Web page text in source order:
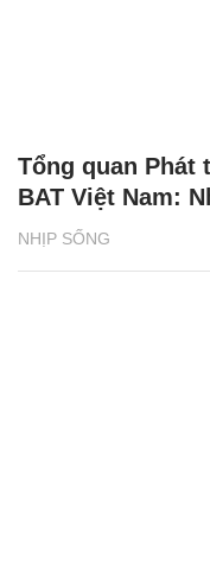
NHỊP SỐNG
Tổng quan Phát
BAT Việt Nam: